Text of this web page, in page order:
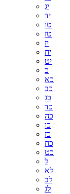
יג
יד
טו
טז
יז
יח
יט
כ
כא
כב
כג
כד
כה
כו
כז
כח
כט
ל
לא
לב
לג